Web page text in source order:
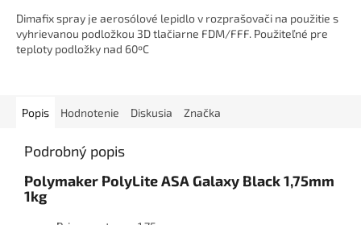
Dimafix spray je aerosólové lepidlo v rozprašovači na použitie s
vyhrievanou podložkou 3D tlačiarne FDM/FFF. Použiteľné pre
teploty podložky nad 60ºC
Popis Hodnotenie Diskusia Značka
Podrobný popis
Polymaker PolyLite ASA Galaxy Black 1,75mm
1kg